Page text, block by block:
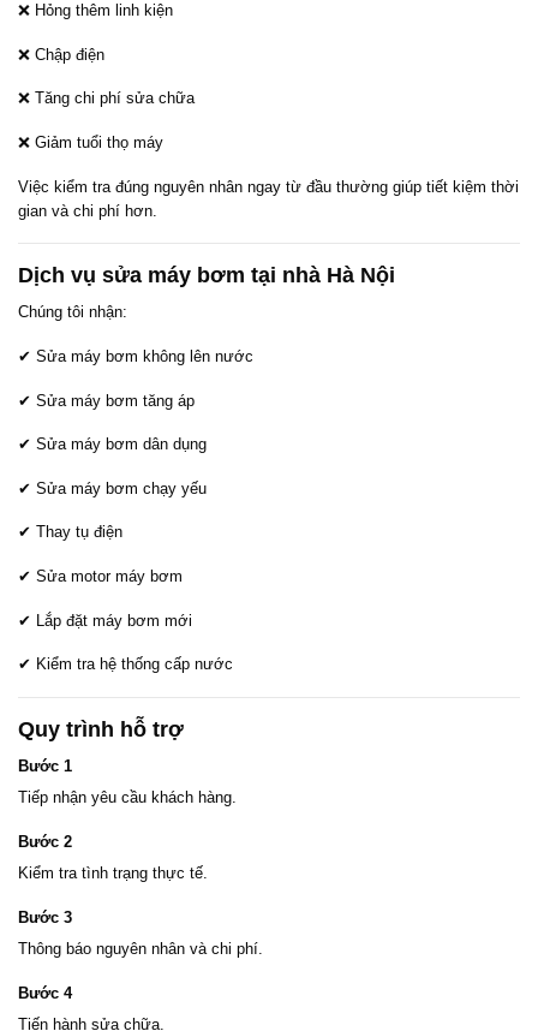
❌ Hỏng thêm linh kiện
❌ Chập điện
❌ Tăng chi phí sửa chữa
❌ Giảm tuổi thọ máy
Việc kiểm tra đúng nguyên nhân ngay từ đầu thường giúp tiết kiệm thời
gian và chi phí hơn.
Dịch vụ sửa máy bơm tại nhà Hà Nội
Chúng tôi nhận:
✔ Sửa máy bơm không lên nước
✔ Sửa máy bơm tăng áp
✔ Sửa máy bơm dân dụng
✔ Sửa máy bơm chạy yếu
✔ Thay tụ điện
✔ Sửa motor máy bơm
✔ Lắp đặt máy bơm mới
✔ Kiểm tra hệ thống cấp nước
Quy trình hỗ trợ
Bước 1
Tiếp nhận yêu cầu khách hàng.
Bước 2
Kiểm tra tình trạng thực tế.
Bước 3
Thông báo nguyên nhân và chi phí.
Bước 4
Tiến hành sửa chữa.